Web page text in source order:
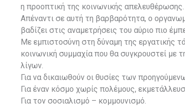
η προοπτική της κοινωνικής απελευθέρωσης.
Απέναντι σε αυτή τη βαρβαρότητα, ο
βαδίζει στις αναμετρήσεις του αύριο πιο
Με εμπιστοσύνη στη δύναμη της εργατικής
κοινωνική συμμαχία που θα συγκρουστεί με
λίγων.
Για να δικαιωθούν οι θυσίες των
Για έναν κόσμο χωρίς πολέμους,
Για τον σοσιαλισμό – κομμουνισμό.